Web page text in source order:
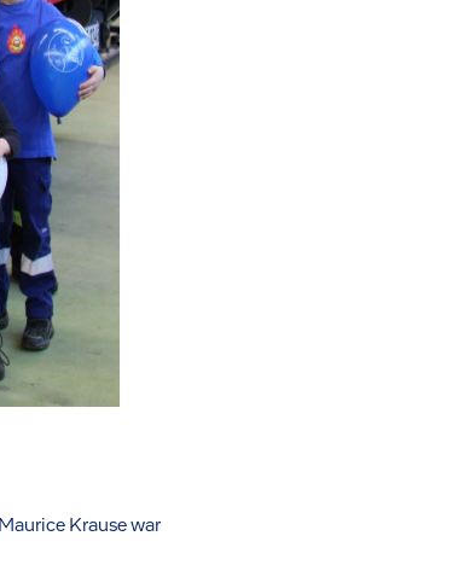
Krause war